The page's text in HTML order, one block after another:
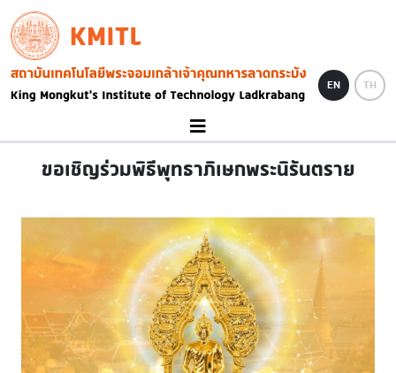
Skip to main content
KMITL
Image
EN TH
ขอเชิญร่วมพิธีพุทธาภิเษกพระนิรันตราย